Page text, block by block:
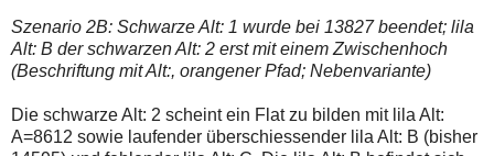
Szenario 2B: Schwarze Alt: 1 wurde bei 13827 beendet; lila
Alt: B der schwarzen Alt: 2 erst mit einem Zwischenhoch
(Beschriftung mit Alt:, orangener Pfad; Nebenvariante)
Die schwarze Alt: 2 scheint ein Flat zu bilden mit lila Alt:
A=8612 sowie laufender überschiessender lila Alt: B (bisher